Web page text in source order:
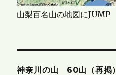
山梨百名山の地図にJUMP
神奈川の山 60山（再掲）